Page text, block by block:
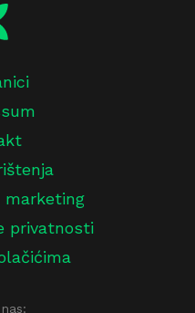
marketing
privatnosti